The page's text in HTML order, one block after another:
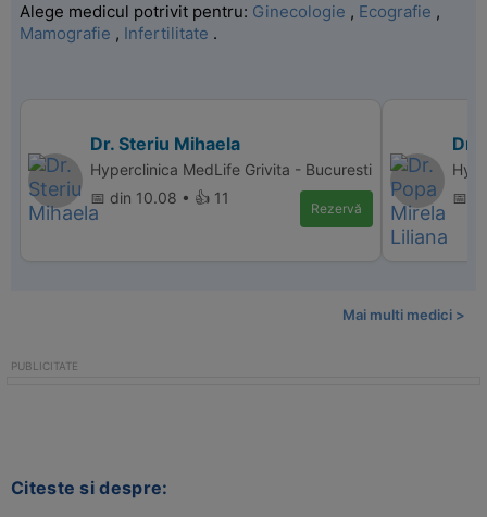
Alege medicul potrivit pentru: Ginecologie , Ecografie ,
Mamografie , Infertilitate .
Dr. Steriu Mihaela
Hyperclinica MedLife Grivita - Bucuresti
📅 din 10.08 • 👍 11
Rezervă
Dr.
📅
Mai multi medici >
Citeste si despre: